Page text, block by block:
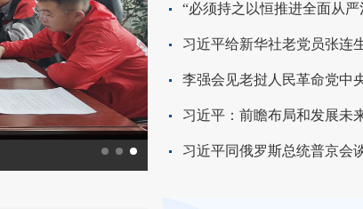
西藏局赴阿里地区调研指导工作
李强会见老挝人民革命党中
习近平：前瞻布局和发展未
习近平同俄罗斯总统普京会